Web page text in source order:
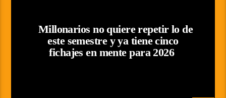
Millonarios no quiere repetir lo de
este semestre y ya tiene cinco
fichajes en mente para 2026